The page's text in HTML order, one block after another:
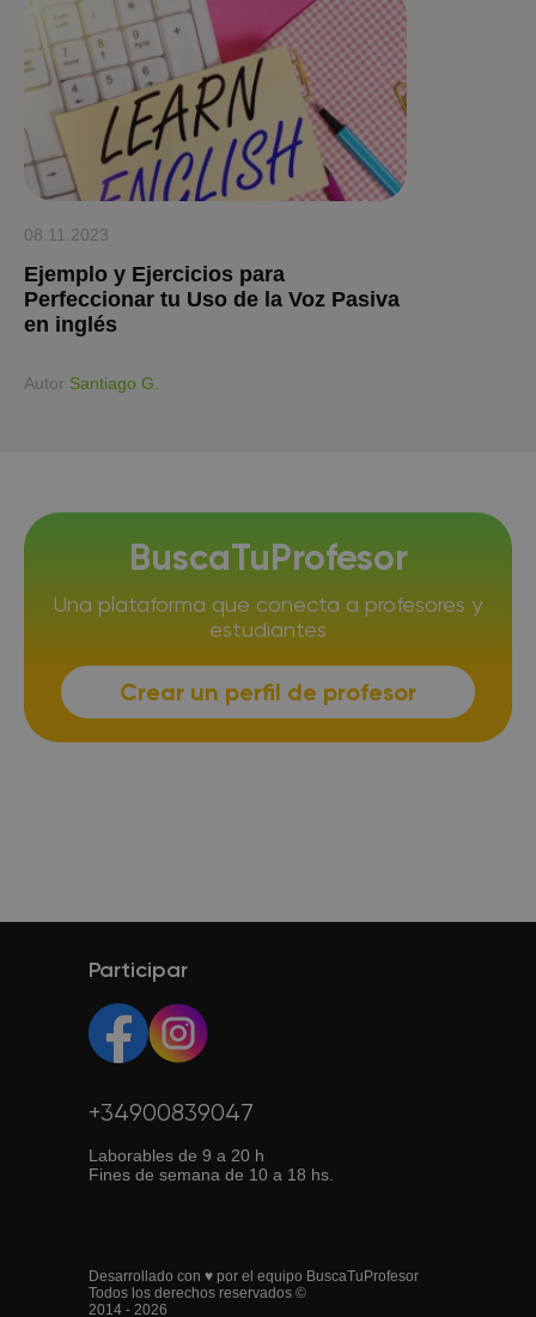
08.11.2023
Ejemplo y Ejercicios para
Perfeccionar tu Uso de la Voz Pasiva
en inglés
Аutor Santiago G.
BuscaTuProfesor
Una plataforma que conecta a profesores y
estudiantes
Crear un perfil de profesor
Participar
+34900839047
Laborables de 9 a 20 h
Fines de semana de 10 a 18 hs.
Desarrollado con ♥ por el equipo BuscaTuProfesor
Todos los derechos reservados ©
2014 - 2026